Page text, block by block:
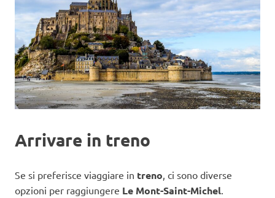
Arrivare in treno
Se si preferisce viaggiare in treno, ci sono diverse
opzioni per raggiungere Le Mont-Saint-Michel.